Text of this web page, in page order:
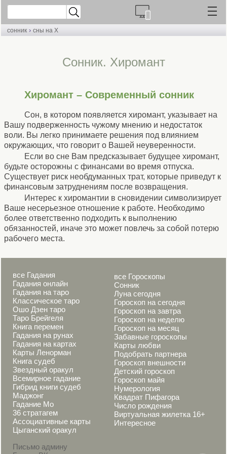
сонник › сны на Х
Cонник. Хиромант
Хиромант – Современный сонник
Сон, в котором появляется хиромант, указывает на
Вашу подверженность чужому мнению и недостаток
воли. Вы легко принимаете решения под влиянием
окружающих, что говорит о Вашей неуверенности.
Если во сне Вам предсказывает будущее хиромант,
будьте осторожны с финансами во время отпуска.
Существует риск необдуманных трат, которые приведут к
финансовым затруднениям после возвращения.
Интерес к хиромантии в сновидении символизирует
Ваше несерьезное отношение к работе. Необходимо
более ответственно подходить к выполнению
обязанностей, иначе это может повлечь за собой потерю
рабочего места.
все Гадания
Гадания онлайн
Гадания на таро
Классическое таро
Ошо Дзен таро
Таро Брейгеля
Книга перемен
Гадания на рунах
Гадания на картах
Карты Ленорман
Книга судеб
Звездный оракул
Всемирное гадание
Гибрид книги судеб
Маджонг
Гадание Мо
36 стратагем
Ассоциативные карты
Цыганский оракул
Письмо админу
все Гороскопы
Сонник
Луна сегодня
Гороскоп на сегодня
Гороскоп на завтра
Гороскоп на неделю
Гороскоп на месяц
Забавные гороскопы
Карты любви
Подобрать партнера
Гороскоп внешности
Детский гороскоп
Гороскоп майя
Нумерология
Квадрат Пифагора
Число рождения
Виртуальная жилетка 16+
Интересное